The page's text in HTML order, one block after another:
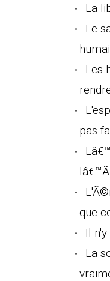
La
Le
Les
pas
que
Il
La